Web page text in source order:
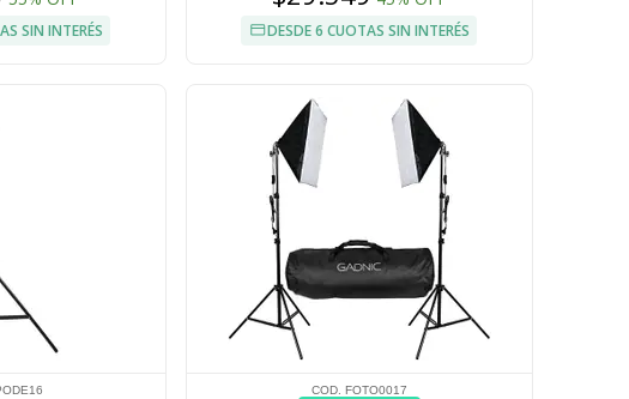
SIN INTERÉS DESDE 6 CUOTAS SIN INTERÉS
COD. FOTO0017